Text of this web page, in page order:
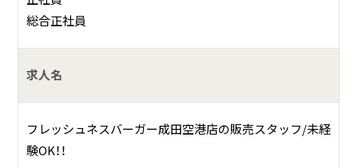
フレッシュネスバーガー、バンクサンドウィッチのFC運営
具体的には？
ど、企業サービスの急速な向上が必要になってきます。
その中において当社は、社員・アルバイトこそが一番のお客
総合正社員
求人名
フレッシュネスバーガー成田空港店の販売スタッフ/未経
験OK！！